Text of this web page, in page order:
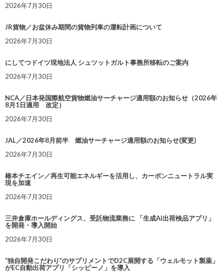
2026年7月30日
JR貨物／お盆休み期間の貨物列車の運転計画について
2026年7月30日
にしてつドイツ現地法人 シュツットガルト事務所移転のご案内
2026年7月30日
NCA／日本発国際航空貨物燃油サーチャージ適用額のお知らせ（2026年
8月1日適用 改定）
2026年7月30日
JAL／2026年8月前半 燃油サーチャージ適用額のお知らせ(変更)
2026年7月30日
椿本チエイン／再生可能エネルギーを活用し、カーボンニュートラル実
現を加速
2026年7月30日
三井倉庫ホールディングス、受託物流業務に 「生成AI出荷検品アプリ」
を開発・導入開始
2026年7月30日
“独自開発こだわり”のサプリメントでD2C展開する「ウェルモット製薬」
がEC自動出荷アプリ「シッピーノ」を導入